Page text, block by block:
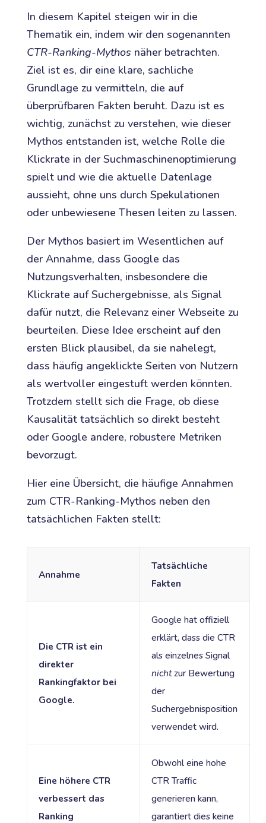
In diesem Kapitel steigen wir in die
Thematik ein, indem wir den sogenannten
CTR-Ranking-Mythos näher betrachten.
Ziel ist es, dir eine klare, sachliche
Grundlage zu vermitteln, die auf
überprüfbaren Fakten beruht. Dazu ist es
wichtig, zunächst zu verstehen, wie dieser
Mythos entstanden ist, welche Rolle die
Klickrate in der Suchmaschinenoptimierung
spielt und wie die aktuelle Datenlage
aussieht, ohne uns durch Spekulationen
oder unbewiesene Thesen leiten zu lassen.
Der Mythos basiert im Wesentlichen auf
der Annahme, dass Google das
Nutzungsverhalten, insbesondere die
Klickrate auf Suchergebnisse, als Signal
dafür nutzt, die Relevanz einer Webseite zu
beurteilen. Diese Idee erscheint auf den
ersten Blick plausibel, da sie nahelegt,
dass häufig angeklickte Seiten von Nutzern
als wertvoller eingestuft werden könnten.
Trotzdem stellt sich die Frage, ob diese
Kausalität tatsächlich so direkt besteht
oder Google andere, robustere Metriken
bevorzugt.
Hier eine Übersicht, die häufige Annahmen
zum CTR-Ranking-Mythos neben den
tatsächlichen Fakten stellt:
Annahme
Tatsächliche
Fakten
Die CTR ist ein
direkter
Rankingfaktor bei
Google.
Google hat offiziell
erklärt, dass die CTR
als einzelnes Signal
nichtzur Bewertung
der
Suchergebnisposition
verwendet wird.
Eine höhere CTR
verbessert das
Ranking
Obwohl eine hohe
CTR Traffic
generieren kann,
garantiert dies keine